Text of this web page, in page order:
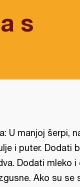
s
U manjoj šerpi,
i puter. Dodati
Dodati mleko i
Ako su se